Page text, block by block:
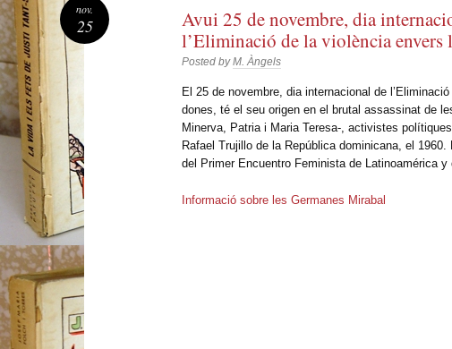
Avui 25 de novembre, dia
l’Eliminació de la violència envers
Posted byM. Àngels
El 25 de novembre, dia internacional de
dones, té el seu origen en el brutal assassinat de
Minerva, Patria i Maria Teresa-, activistes
Rafael Trujillo de la República dominicana, el
del Primer Encuentro Feminista de Latinoamérica y
Informació sobre les Germanes Mirabal
nov.
25